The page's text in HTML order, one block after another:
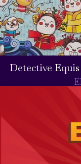
Detective